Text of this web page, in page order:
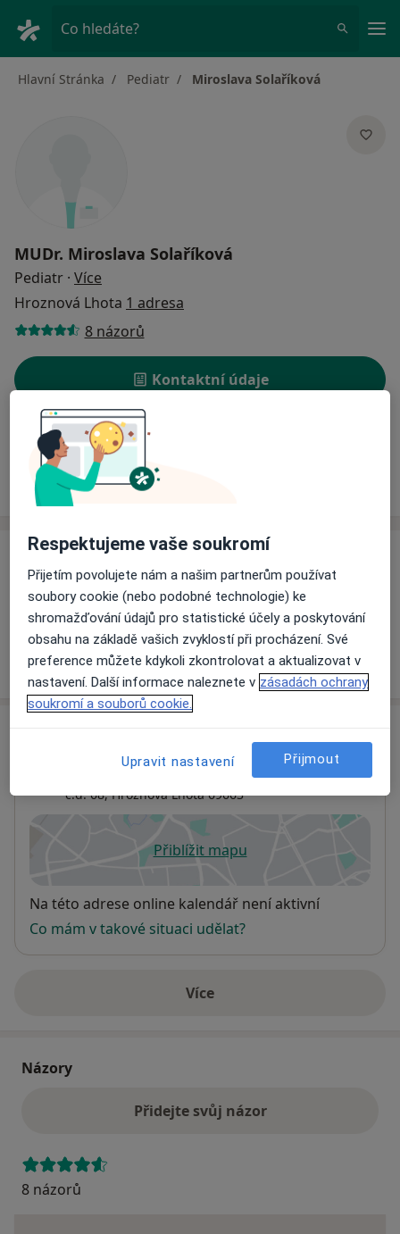
Co hledáte?
Hlavní Stránka Pediatr Miroslava Solaříková
MUDr. Miroslava Solaříková
Pediatr · Více
Hroznová Lhota 1 adresa
8 názorů
Kontaktní údaje
Ceník Adresy
Informace o službách a cenách nejsou k dispozici
Tento specialista ještě nepřidával žádné informace o
svých službách.
Praktický lékař pro děti a dorost
č.d. 68,Hroznová Lhota 69663
Přiblížit mapuse otevře v nové záložce
Dostupnost
Na této adrese online kalendář není aktivní
Co mám v takové situaci udělat?
Víceo adrese
Názory
Přidejte svůj názor
8 názorů
Respektujeme vaše soukromí
Přijetím povolujete nám a našim partnerům používat
soubory cookie (nebo podobné technologie) ke
shromažďování údajů pro statistické účely a poskytování
obsahu na základě vašich zvyklostí při procházení. Své
preference můžete kdykoli zkontrolovat a aktualizovat v
nastavení. Další informace naleznete v zásadách ochrany
soukromí a souborů cookie.
Upravit nastavení Přijmout